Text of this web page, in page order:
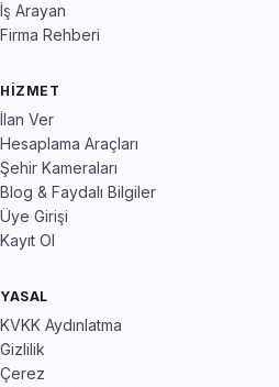
İş Arayan
Firma Rehberi
HIZMET
İlan Ver
Hesaplama Araçları
Şehir Kameraları
Blog & Faydalı Bilgiler
Üye Girişi
Kayıt Ol
YASAL
KVKK Aydınlatma
Gizlilik
Çerez